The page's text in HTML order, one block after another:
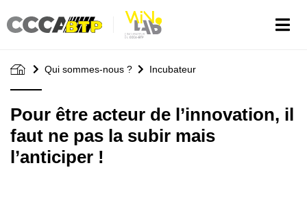
au
contenu
Qui sommes-nous ? Incubateur
Pour être acteur de l’innovation, il
faut ne pas la subir mais
l’anticiper !